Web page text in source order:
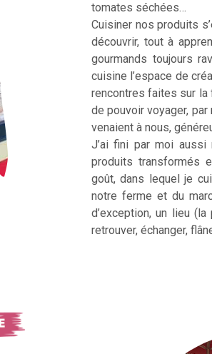
tomates séchées…
Cuisiner nos produits
découvrir, tout à
gourmands toujours
cuisine l’espace de
rencontres faites sur la
de pouvoir voyager,
venaient à nous,
J’ai fini par moi aussi
produits transformés
goût, dans lequel je
notre ferme et du
d’exception, un lieu
retrouver, échanger,